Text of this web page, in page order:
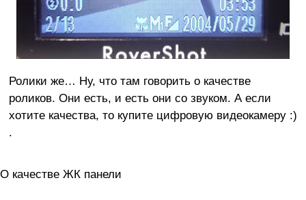
Ролики же… Ну, что там говорить о качестве
роликов. Они есть, и есть они со звуком. А если
хотите качества, то купите цифровую видеокамеру :)
.
О качестве ЖК панели